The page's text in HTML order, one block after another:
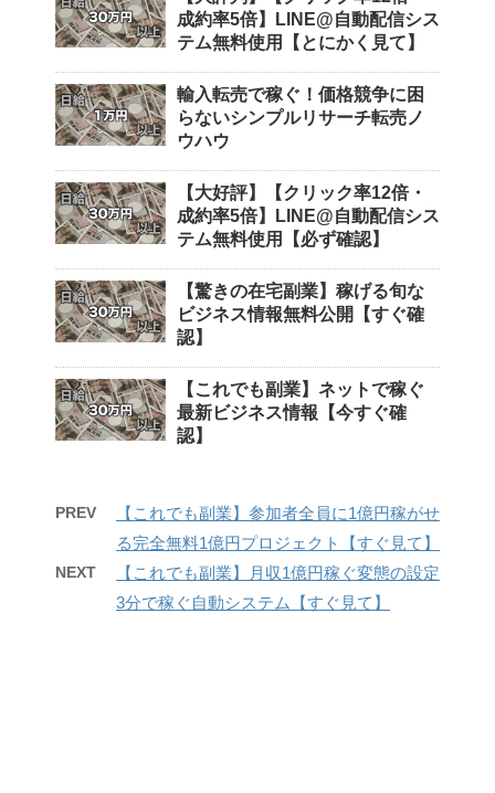
成約率5倍】LINE@自動配信シス
テム無料使用【とにかく見て】
輸入転売で稼ぐ！価格競争に困
らないシンプルリサーチ転売ノ
ウハウ
【大好評】【クリック率12倍・
成約率5倍】LINE@自動配信シス
テム無料使用【必ず確認】
【驚きの在宅副業】稼げる旬な
ビジネス情報無料公開【すぐ確
認】
【これでも副業】ネットで稼ぐ
最新ビジネス情報【今すぐ確
認】
PREV
【これでも副業】参加者全員に1億円稼がせ
る完全無料1億円プロジェクト【すぐ見て】
NEXT
【これでも副業】月収1億円稼ぐ変態の設定
3分で稼ぐ自動システム【すぐ見て】